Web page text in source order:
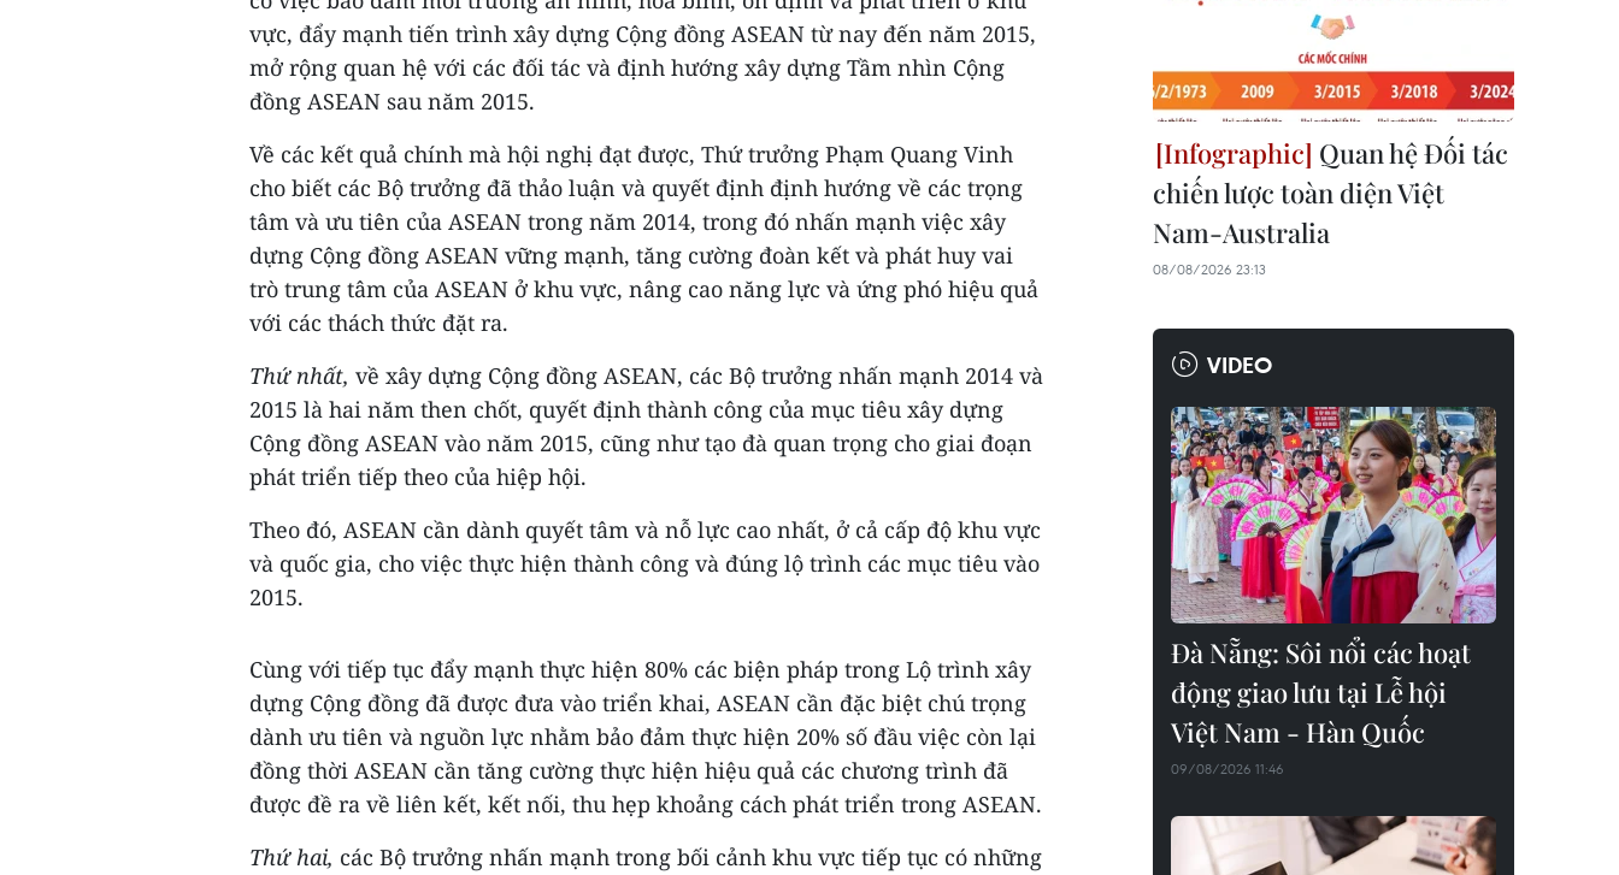
vực, đẩy mạnh tiến trình xây dựng Cộng đồng ASEAN từ nay đến năm 2015,
mở rộng quan hệ với các đối tác và định hướng xây dựng Tầm nhìn Cộng
đồng ASEAN sau năm 2015.
Về các kết quả chính mà hội nghị đạt được, Thứ trưởng Phạm Quang Vinh
cho biết các Bộ trưởng đã thảo luận và quyết định định hướng về các trọng
tâm và ưu tiên của ASEAN trong năm 2014, trong đó nhấn mạnh việc xây
dựng Cộng đồng ASEAN vững mạnh, tăng cường đoàn kết và phát huy vai
trò trung tâm của ASEAN ở khu vực, nâng cao năng lực và ứng phó hiệu quả
với các thách thức đặt ra.
Thứ nhất, về xây dựng Cộng đồng ASEAN, các Bộ trưởng nhấn mạnh 2014 và
2015 là hai năm then chốt, quyết định thành công của mục tiêu xây dựng
Cộng đồng ASEAN vào năm 2015, cũng như tạo đà quan trọng cho giai đoạn
phát triển tiếp theo của hiệp hội.
Theo đó, ASEAN cần dành quyết tâm và nỗ lực cao nhất, ở cả cấp độ khu vực
và quốc gia, cho việc thực hiện thành công và đúng lộ trình các mục tiêu vào
2015.
Cùng với tiếp tục đẩy mạnh thực hiện 80% các biện pháp trong Lộ trình xây
dựng Cộng đồng đã được đưa vào triển khai, ASEAN cần đặc biệt chú trọng
dành ưu tiên và nguồn lực nhằm bảo đảm thực hiện 20% số đầu việc còn lại
đồng thời ASEAN cần tăng cường thực hiện hiệu quả các chương trình đã
được đề ra về liên kết, kết nối, thu hẹp khoảng cách phát triển trong ASEAN.
Thứ hai, các Bộ trưởng nhấn mạnh trong bối cảnh khu vực tiếp tục có những
Quan hệ Đối tác
chiến lược toàn diện Việt
Nam-Australia
08/08/2026 23:13
VIDEO
Đà Nẵng: Sôi nổi các hoạt
động giao lưu tại Lễ hội
Việt Nam - Hàn Quốc
09/08/2026 11:46